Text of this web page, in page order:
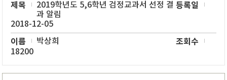
제목
2019학년도 5,6학년 검정교과서 선정 결
과 알림
등록일
2018-12-05
이름 박상희 조회수
18200